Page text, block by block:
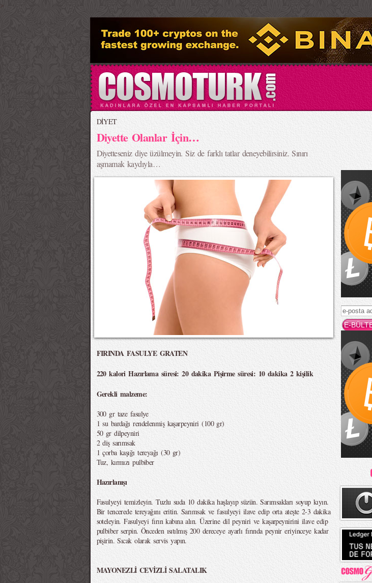
>
DİYET
Diyette Olanlar İçin…
Diyetteseniz diye üzülmeyin. Siz de farklı tatlar deneyebilirsiniz. Sınırı
aşmamak kaydıyla…
FIRINDA FASULYE GRATEN
220 kalori Hazırlama süresi: 20 dakika Pişirme süresi: 10 dakika 2 kişilik
Gerekli malzeme:
300 gr taze fasulye
1 su bardağı rendelenmiş kaşarpeyniri (100 gr)
50 gr dilpeyniri
2 diş sarımsak
1 çorba kaşığı tereyağı (30 gr)
Tuz, kırmızı pulbiber
Hazırlanışı
Fasulyeyi temizleyin. Tuzlu suda 10 dakika haşlayıp süzün. Sarımsakları soyup kıyın.
Bir tencerede tereyağını eritin. Sarımsak ve fasulyeyi ilave edip orta ateşte 2-3 dakika
soteleyin. Fasulyeyi fırın kabına alın. Üzerine dil peyniri ve kaşarpeynirini ilave edip
pulbiber serpin. Önceden ısıtılmış 200 dereceye ayarlı fırında peynir eriyinceye kadar
pişirin. Sıcak olarak servis yapın.
MAYONEZLİ CEVİZLİ SALATALIK